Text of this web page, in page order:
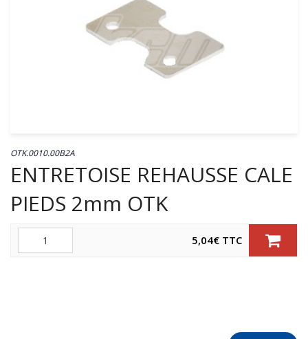
OTK.0010.00B2A
ENTRETOISE REHAUSSE CALE
PIEDS 2mm OTK
Quantité 5,04€ TTC